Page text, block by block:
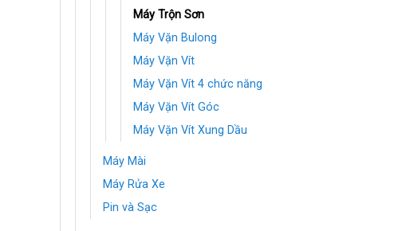
Máy Trộn Sơn
Máy Vặn Bulong
Máy Vặn Vít
Máy Vặn Vít 4 chức năng
Máy Vặn Vít Góc
Máy Vặn Vít Xung Dầu
Máy Mài
Máy Rửa Xe
Pin và Sạc